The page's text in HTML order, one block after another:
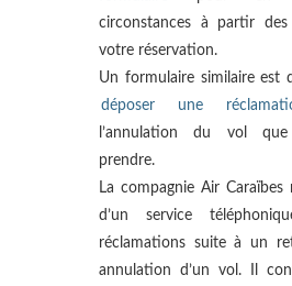
circonstances à partir des
votre réservation.
Un formulaire similaire est
déposer une
l’annulation du vol
prendre.
La compagnie Air Caraïbes
d’un service
réclamations suite à un
annulation d’un vol. Il